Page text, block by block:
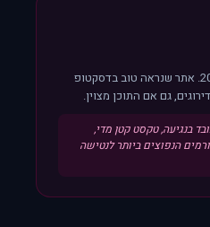
גוגל הוא Mobile-First מ-2019. אתר שנראה טוב בדסקטופ
גם אם התוכן מצוין.
בנגיעה, טקסט קטן מדי,
הנפוצים ביותר לנטישה